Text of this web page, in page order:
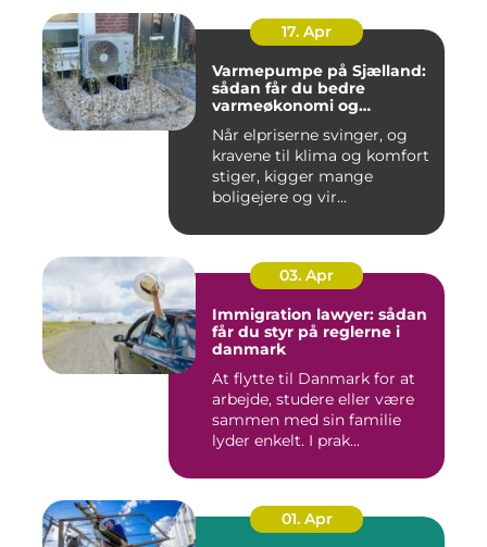
17. Apr
Varmepumpe på Sjælland:
sådan får du bedre
varmeøkonomi og
Når elpriserne svinger, og
kravene til klima og komfort
stiger, kigger mange
boligejere og vir...
03. Apr
Immigration lawyer: sådan
får du styr på reglerne i
danmark
At flytte til Danmark for at
arbejde, studere eller være
sammen med sin familie
lyder enkelt. I prak...
01. Apr